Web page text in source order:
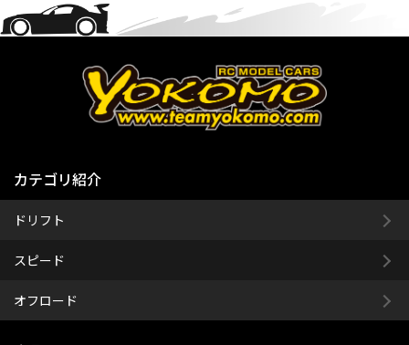
カテゴリ紹介
ドリフト
スピード
オフロード